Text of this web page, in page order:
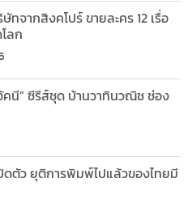
จากสิงคโปร์ ขายละคร 12 เรื่อ
ลก
คนี” ซีรีส์ชุด บ้านวาทินวณิช ช่อง
ตัว ยุติการพิมพ์ไปแล้วของไทยมี